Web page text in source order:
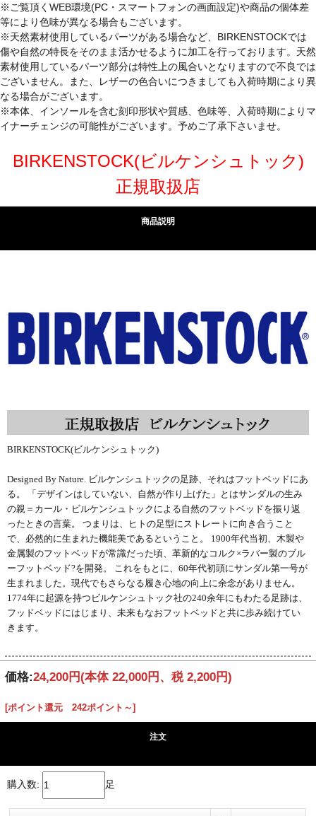
※ご覧頂くWEB環境(PC・スマートフォンの画面設定)や商品の個体差
等により色味が異なる場合もございます。
※天然素材使用しているパーツがある場合など、BIRKENSTOCKでは
傷や自然の特長をそのまま活かせるように加工を行っております。天然
素材使用しているパーツ部分は特性上の風合いとなりますので不良では
ございません。また、レザーの色合いにつきましても入荷時期により異
なる場合がございます。
※本体、インソールを含む刻印形状や質感、色味等、入荷時期によりマ
イナーチェンジの可能性がございます。予めご了承下さいませ。
BIRKENSTOCK(ビルケンシュトック)
正規取扱店
商品説明
BIRKENSTOCK(ビルケンシュトック)
Designed By Nature. ビルケンシュトックの足跡、それはフットベッドにあ
る。 「デザインはしていない、自然が作り上げた」とはサンダルの生み
の親＝カール・ビルケンシュトックによる自然のフットベッドを振り返
ったときの言葉。 つまりは、ヒトの足型にストレートに向き合うこと
で、必然的に生まれた機能美であるということ。 1900年代当初、木製や
金属製のフットベッドが常識だった頃、革新的なコルク×ラバー製のブル
ーフットベッド?を開発。 これをもとに、60年代初頭にサンダル第一号が
生まれました。現代でもさらなる履き心地の向上に余念がありません。
1774年に起源を持つビルケンシュトック社の240余年にもわたる足跡は、
フッドベッドにはじまり、未来もなおフットベッドと共に歩み続けてい
きます。
価格:24,200円(本体 22,000円、税 2,200円)
[ポイント還元 242ポイント～]
注文
購入数: 足